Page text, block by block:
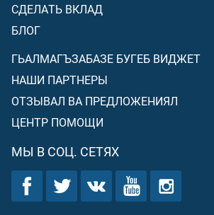
СДЕЛАТЬ ВКЛАД
БЛОГ
ГЬАЛМАГЪЗАБАЗЕ БУГЕБ ВИДЖЕТ
НАШИ ПАРТНЕРЫ
ОТЗЫВАЛ ВА ПРЕДЛОЖЕНИЯЛ
ЦЕНТР ПОМОЩИ
МЫ В СОЦ. СЕТЯХ